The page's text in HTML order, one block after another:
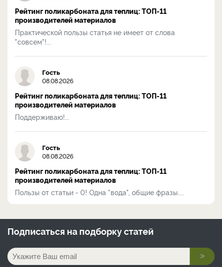
Рейтинг поликарбоната для теплиц: ТОП-11
производителей материалов
Практической пользы статья не имеет от слова
"совсем"!...
Гость
08.08.2026
Рейтинг поликарбоната для теплиц: ТОП-11
производителей материалов
Поддерживаю!...
Гость
08.08.2026
Рейтинг поликарбоната для теплиц: ТОП-11
производителей материалов
Пользы от статьи - 0! Одна "вода", общие фразы....
Подписаться на подборку статей
>